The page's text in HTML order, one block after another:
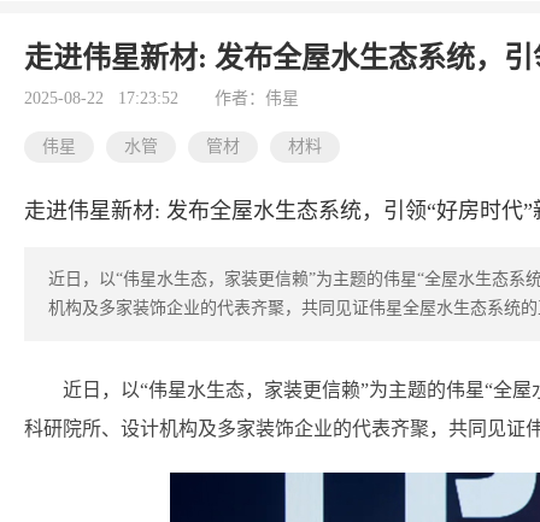
品牌导购 专家点评 精彩点评
走进伟星新材: 发布全屋水生态系统，
2025-08-22 17:23:52 作者：伟星
伟星 水管 管材 材料
走进伟星新材: 发布全屋水生态系统，引领“好房时代
近日，以“伟星水生态，家装更信赖”为主题的伟星“全屋水生态
机构及多家装饰企业的代表齐聚，共同见证伟星全屋水生态系统
近日，以“伟星水生态，家装更信赖”为主题的伟星“全
科研院所、设计机构及多家装饰企业的代表齐聚，共同见证